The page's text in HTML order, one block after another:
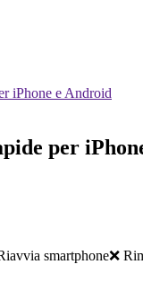
iPhone e Android
per
smartphone❌